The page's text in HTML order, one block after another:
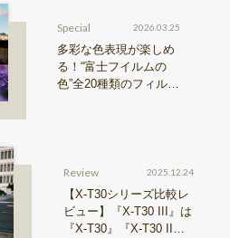
Special 2026.03.25
多彩な色表現が楽しめ
る！“富士フイルムの
色”全20種類のフィルム
Review 2025.12.24
【X-T30シリーズ比較レ
ビュー】『X-T30 III』は
『X-T30』『X-T30 II』